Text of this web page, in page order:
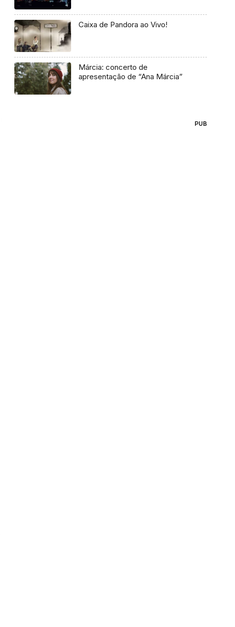
Caixa de Pandora ao Vivo!
Márcia: concerto de
apresentação de “Ana Márcia”
PUB